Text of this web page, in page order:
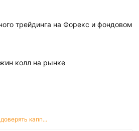
трейдинга на Форекс и фондовом
колл на рынке
капп...